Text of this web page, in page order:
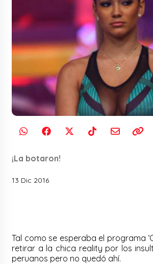
¡La botaron!
13 Dic 2016
Tal como se esperaba el programa
retirar a la chica reality por los
peruanos pero no quedó ahí.